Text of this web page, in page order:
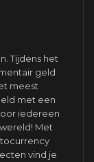
Tijdens het
geld
meest
met een
iedereen
Met
vind je